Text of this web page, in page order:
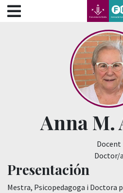
???label.access.jump.header???
???label.access.jump.footer???
???label.access.jump.menu???
Anna M.
Docent
Doctor/a
Presentación
Mestra, Psicopedagoga i Doctora